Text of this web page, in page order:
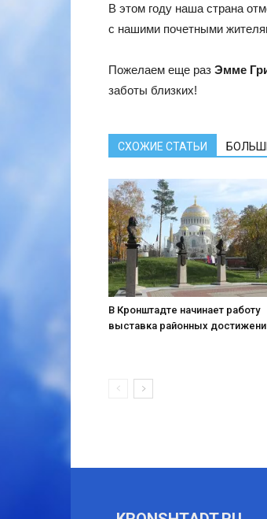
В этом году наша страна
с нашими почетными
Пожелаем еще раз Эмме
заботы близких!
СХОЖИЕ СТАТЬИ
В Кронштадте начинает работу
выставка районных